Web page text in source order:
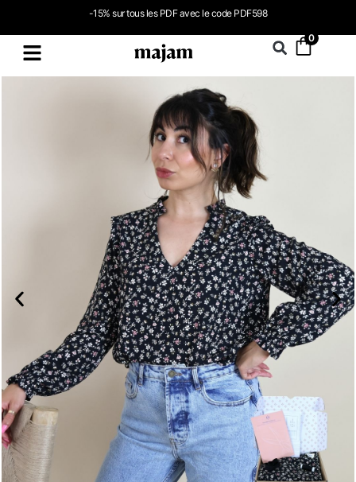
-15% sur tous les PDF avec le code PDF598
0